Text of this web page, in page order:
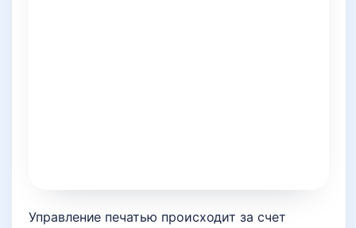
Управление печатью происходит за счет